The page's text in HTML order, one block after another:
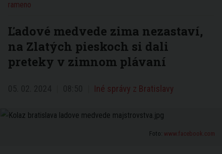
Ľadové medvede zima nezastaví,
na Zlatých pieskoch si dali
preteky v zimnom plávaní
Iné správy z Bratislavy
Foto: www.facebook.com